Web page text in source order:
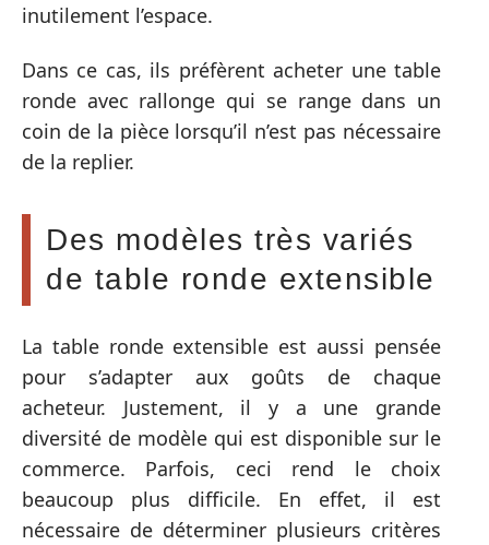
inutilement l’espace.
Dans ce cas, ils préfèrent acheter une table
ronde avec rallonge qui se range dans un
coin de la pièce lorsqu’il n’est pas nécessaire
de la replier.
Des modèles très variés
de table ronde extensible
La table ronde extensible est aussi pensée
pour s’adapter aux goûts de chaque
acheteur. Justement, il y a une grande
diversité de modèle qui est disponible sur le
commerce. Parfois, ceci rend le choix
beaucoup plus difficile. En effet, il est
nécessaire de déterminer plusieurs critères